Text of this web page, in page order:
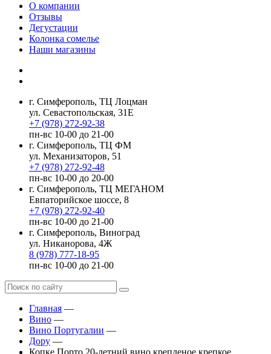
О компании
Отзывы
Дегустации
Колонка сомелье
Наши магазины
г. Симферополь, ТЦ Лоцман
ул. Севастопольская, 31Е
+7 (978) 272-92-38
пн-вс 10-00 до 21-00
г. Симферополь, ТЦ ФМ
ул. Механизаторов, 51
+7 (978) 272-92-48
пн-вс 10-00 до 20-00
г. Симферополь, ТЦ МЕГАНОМ
Евпаторийское шоссе, 8
+7 (978) 272-92-40
пн-вс 10-00 до 21-00
г. Симферополь, Виноград
ул. Никанорова, 4Ж
8 (978) 777-18-95
пн-вс 10-00 до 21-00
Главная —
Вино —
Вино Португалии —
Дору —
Копке Порто 20-летний вино крепленое крепкое